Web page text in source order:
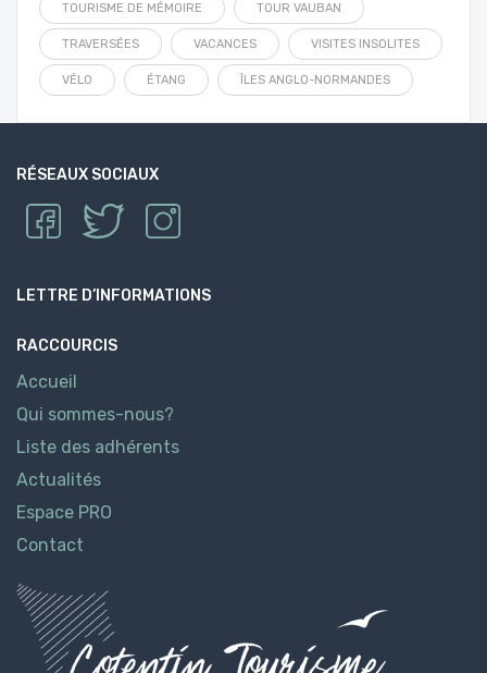
TOURISME DE MÉMOIRE TOUR VAUBAN
TRAVERSÉES VACANCES VISITES INSOLITES
VÉLO ÉTANG ÎLES ANGLO-NORMANDES
RÉSEAUX SOCIAUX
LETTRE D’INFORMATIONS
RACCOURCIS
Accueil
Qui sommes-nous?
Liste des adhérents
Actualités
Espace PRO
Contact